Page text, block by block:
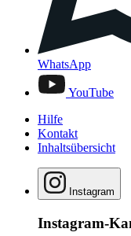
WhatsApp
YouTube
Hilfe
Kontakt
Inhaltsübersicht
Instagram
Instagram-